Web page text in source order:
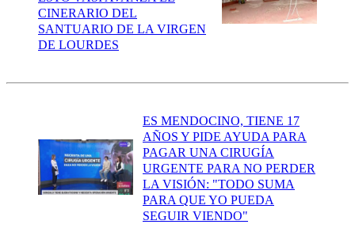
CINERARIO DEL
SANTUARIO DE LA VIRGEN
DE LOURDES
ES MENDOCINO, TIENE 17
AÑOS Y PIDE AYUDA PARA
PAGAR UNA CIRUGÍA
URGENTE PARA NO PERDER
LA VISIÓN: "TODO SUMA
PARA QUE YO PUEDA
SEGUIR VIENDO"